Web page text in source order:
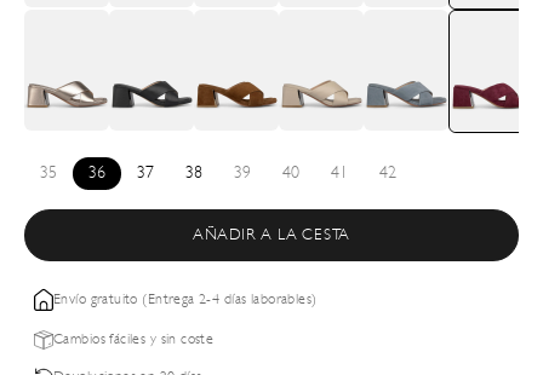
35 36 37 38 39 40 41 42
AÑADIR A LA CESTA
Envío gratuito (Entrega 2-4 días laborables)
Cambios fáciles y sin coste